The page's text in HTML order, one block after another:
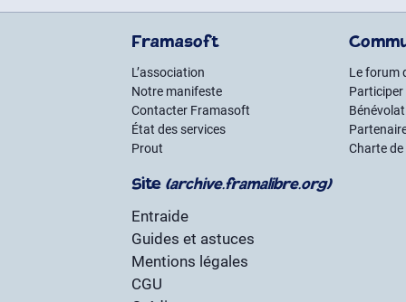
Framasoft
L’association
Notre manifeste
Contacter Framasoft
État des services
Prout
Le forum
Participer
Charte
Site (archive.framalibre.org)
Entraide
Guides et astuces
Mentions légales
CGU